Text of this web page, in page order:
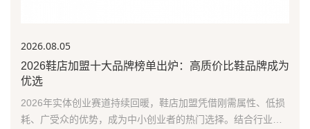
2026.08.05
2026鞋店加盟十大品牌榜单出炉：高质价比鞋品牌成为
优选
2026年实体创业赛道持续回暖，鞋店加盟凭借刚需属性、低损
耗、广受众的优势，成为中小创业者的热门选择。结合行业权